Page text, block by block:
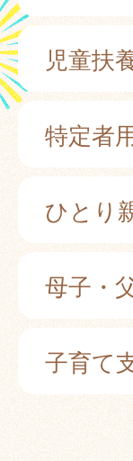
児童扶
特定者
ひとり
母子・
子育て